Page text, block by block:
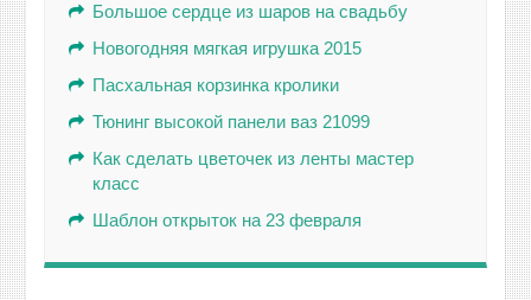
Большое сердце из шаров на свадьбу
Новогодняя мягкая игрушка 2015
Пасхальная корзинка кролики
Тюнинг высокой панели ваз 21099
Как сделать цветочек из ленты мастер
класс
Шаблон открыток на 23 февраля